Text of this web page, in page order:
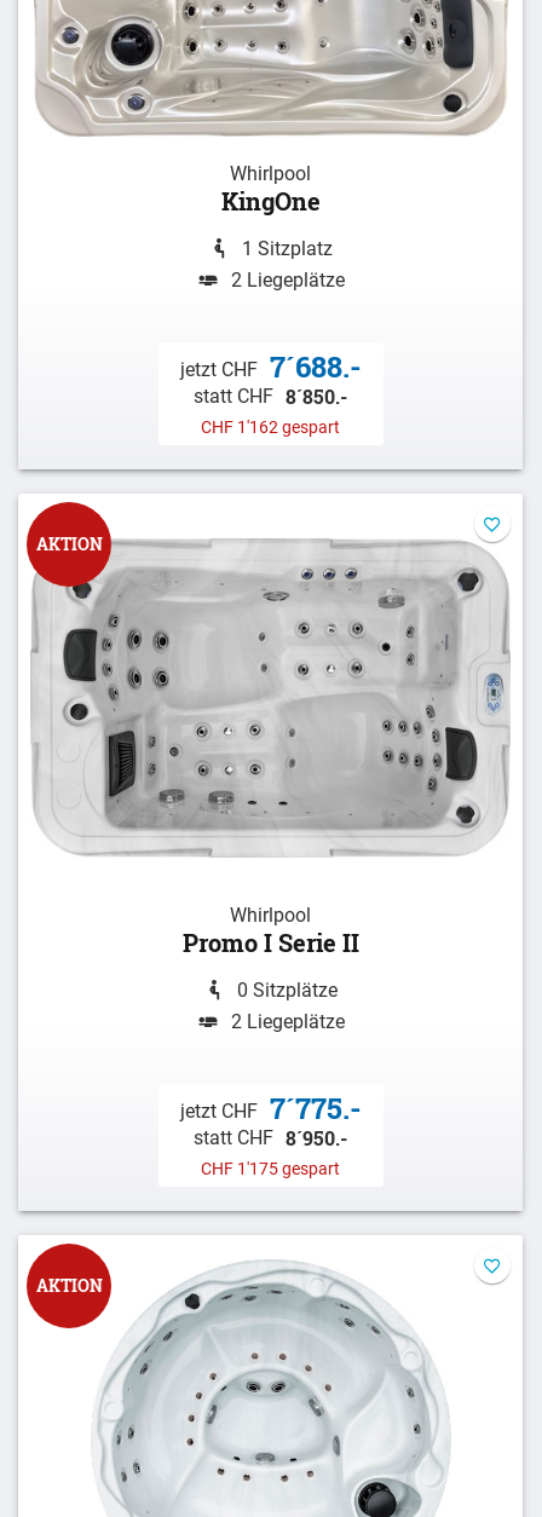
Whirlpool
KingOne
1 Sitzplatz
2 Liegeplätze
jetzt CHF 7´688.-
statt CHF 8´850.-
CHF 1'162 gespart
AKTION
Whirlpool
Promo I Serie II
0 Sitzplätze
2 Liegeplätze
jetzt CHF 7´775.-
statt CHF 8´950.-
CHF 1'175 gespart
AKTION